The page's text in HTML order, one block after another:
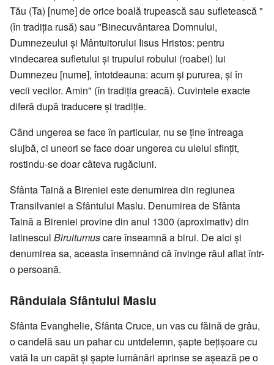
Tău (Ta) [nume] de orice boală trupească sau sufletească "
(în tradiţia rusă) sau "Binecuvântarea Domnului,
Dumnezeului şi Mântuitorului Iisus Hristos: pentru
vindecarea sufletului şi trupului robului (roabei) lui
Dumnezeu [nume], întotdeauna: acum şi pururea, şi în
vecii vecilor. Amin" (în tradiţia greacă). Cuvintele exacte
diferă după traducere şi tradiţie.
Când ungerea se face în particular, nu se ţine întreaga
slujbă, ci uneori se face doar ungerea cu uleiul sfințit,
rostindu-se doar câteva rugăciuni.
Sfânta Taină a Bireniei este denumirea din regiunea
Transilvaniei a Sfântului Maslu. Denumirea de Sfânta
Taină a Bireniei provine din anul 1300 (aproximativ) din
latinescul Biruitumuscare înseamnă a birui. De aici şi
denumirea sa, aceasta însemnând că învinge răul aflat într-
o persoană.
Rânduiala Sfântului Maslu
Sfânta Evanghelie, Sfânta Cruce, un vas cu făină de grâu,
o candelă sau un pahar cu untdelemn, şapte beţişoare cu
vată la un capăt şi şapte lumânări aprinse se aşează pe o